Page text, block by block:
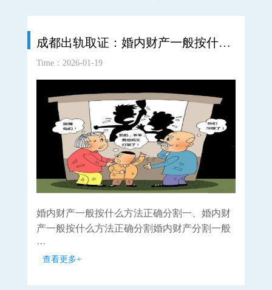
成都出轨取证：婚内财产一般按什么方法正确分割
Time：2026-01-19
婚内财产一般按什么方法正确分割一、婚内财
产一般按什么方法正确分割婚内财产分割一般
···
查看更多+